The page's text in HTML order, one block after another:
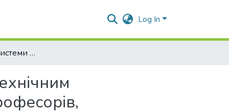
Log In
Удосконалення системи управління матеріально-технічним забезпеченням Тези 71-ої наукової конференції професорів, викладачів, наукових працівників, аспірантів та студентів університету. Том 1. (Полтава, 22 квітня – 17 травня 2019 р.). – Полтава : ПолтН-ТУ, 2019. С. 431-432.